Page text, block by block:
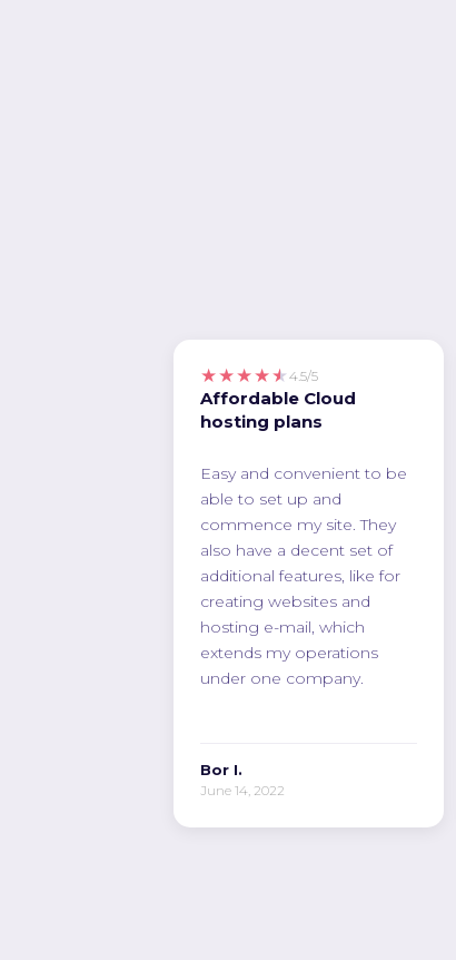
★★★★★ 4.5/5
Affordable Cloud
hosting plans
Easy and convenient to be
able to set up and
commence my site. They
also have a decent set of
additional features, like for
creating websites and
hosting e-mail, which
extends my operations
under one company.
Bor I.
June 14, 2022